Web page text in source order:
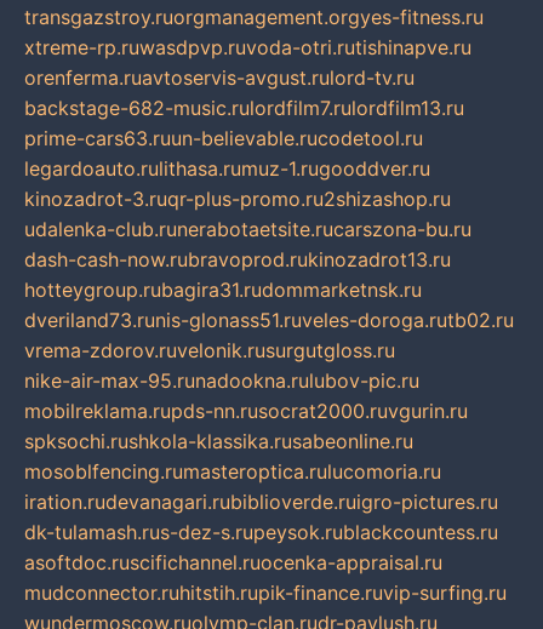
transgazstroy.ruorgmanagement.orgyes-fitness.ru
xtreme-rp.ruwasdpvp.ruvoda-otri.rutishinapve.ru
orenferma.ruavtoservis-avgust.rulord-tv.ru
backstage-682-music.rulordfilm7.rulordfilm13.ru
prime-cars63.ruun-believable.rucodetool.ru
legardoauto.rulithasa.rumuz-1.rugooddver.ru
kinozadrot-3.ruqr-plus-promo.ru2shizashop.ru
udalenka-club.runerabotaetsite.rucarszona-bu.ru
dash-cash-now.rubravoprod.rukinozadrot13.ru
hotteygroup.rubagira31.rudommarketnsk.ru
dveriland73.runis-glonass51.ruveles-doroga.rutb02.ru
vrema-zdorov.ruvelonik.rusurgutgloss.ru
nike-air-max-95.runadookna.rulubov-pic.ru
mobilreklama.rupds-nn.rusocrat2000.ruvgurin.ru
spksochi.rushkola-klassika.rusabeonline.ru
mosoblfencing.rumasteroptica.rulucomoria.ru
iration.rudevanagari.rubiblioverde.ruigro-pictures.ru
dk-tulamash.rus-dez-s.rupeysok.rublackcountess.ru
asoftdoc.ruscifichannel.ruocenka-appraisal.ru
mudconnector.ruhitstih.rupik-finance.ruvip-surfing.ru
wundermoscow.ruolymp-clan.rudr-pavlush.ru